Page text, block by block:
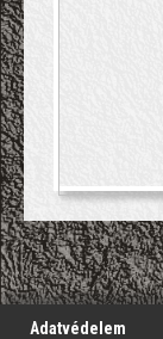
';
Adatvédelem